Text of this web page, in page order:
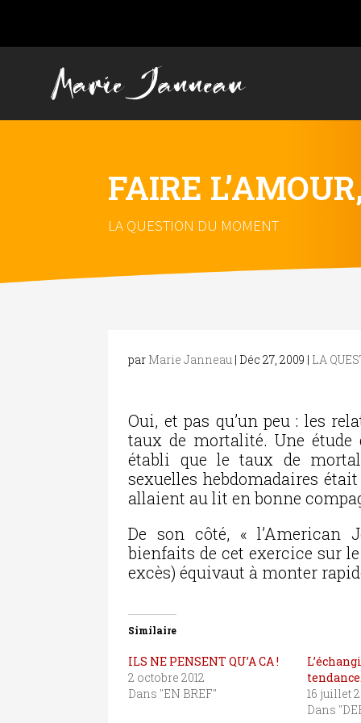
FAIRE
LA QUESTION DU MOMENT
par Marie Janneau | Déc 27, 2009 | LA
Oui, et pas qu’un peu : les
taux de mortalité. Une
établi que le taux de
sexuelles hebdomadaires
allaient au lit en bonne
De son côté, « l’American
bienfaits de cet exercice sur
excès) équivaut à monter
Similaire
ILS NE PENSENT QU’A CA !
2 octobre 2012
Dans "EN BREF"
16 juillet
Dans